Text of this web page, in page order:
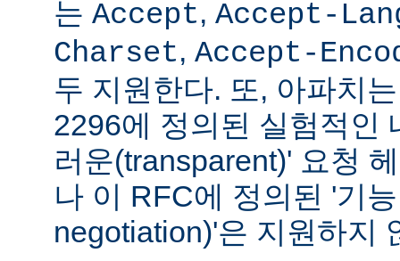
는 Accept, Accept-
Charset, Accept-
두 지원한다. 또, 아파치
2296에 정의된 실험적인
러운(transparent)' 요청
나 이 RFC에 정의된 '기
negotiation)'은 지원하지